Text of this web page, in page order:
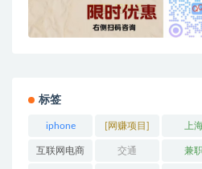
标签
iphone [网赚项目] 上
互联网电商 交通 兼职